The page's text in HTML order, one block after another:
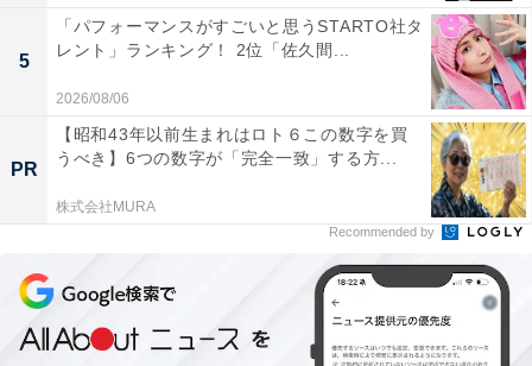
は最高だから」（30代男性／山口県）、「山も川も綺
麗。紅葉の時期は特に良い」（30代女性／大阪府）とい
※回答者からのコメントは原文ママです
坂上 恵
All About ニュースの編集者。オールアバウトに入社後、SNSトレン
ドにフォーカスした記事執筆やSEOライティングの経験を経て、の
ちにAll About ニュースチームのメンバーに加入。現在は旅行・カル
...続きを読む
5
「パフォーマンスがすごいと思うSTARTO社タ
レント」ランキング！ 2位「佐久間...
2026/08/06
PR
【昭和43年以前生まれはロト６この数字を買
うべき】6つの数字が「完全一致」する方...
株式会社MURA
Recommended by